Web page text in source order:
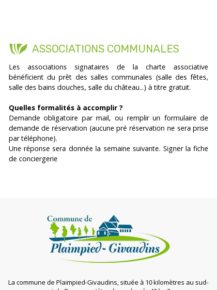
ASSOCIATIONS COMMUNALES
Les associations signataires de la charte associative
bénéficient du prêt des salles communales (salle des fêtes,
salle des bains douches, salle du château...) à titre gratuit.
Quelles formalités à accomplir ?
Demande obligatoire par mail, ou remplir un formulaire de
demande de réservation (aucune pré réservation ne sera prise
par téléphone).
Une réponse sera donnée la semaine suivante. Signer la fiche
de conciergerie
La commune de Plaimpied-Givaudins, située à 10 kilomètres au sud-